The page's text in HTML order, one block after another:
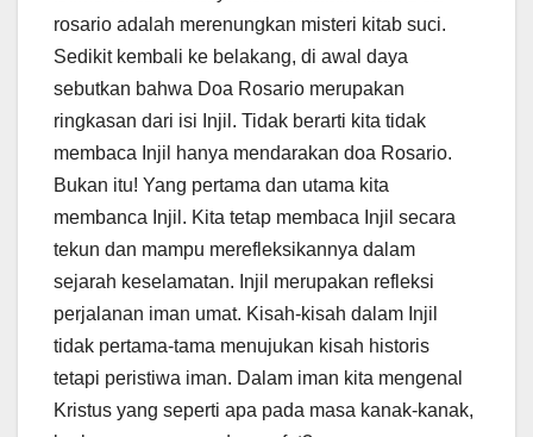
rosario adalah merenungkan misteri kitab suci.
Sedikit kembali ke belakang, di awal daya
sebutkan bahwa Doa Rosario merupakan
ringkasan dari isi Injil. Tidak berarti kita tidak
membaca Injil hanya mendarakan doa Rosario.
Bukan itu! Yang pertama dan utama kita
membanca Injil. Kita tetap membaca Injil secara
tekun dan mampu merefleksikannya dalam
sejarah keselamatan. Injil merupakan refleksi
perjalanan iman umat. Kisah-kisah dalam Injil
tidak pertama-tama menujukan kisah historis
tetapi peristiwa iman. Dalam iman kita mengenal
Kristus yang seperti apa pada masa kanak-kanak,